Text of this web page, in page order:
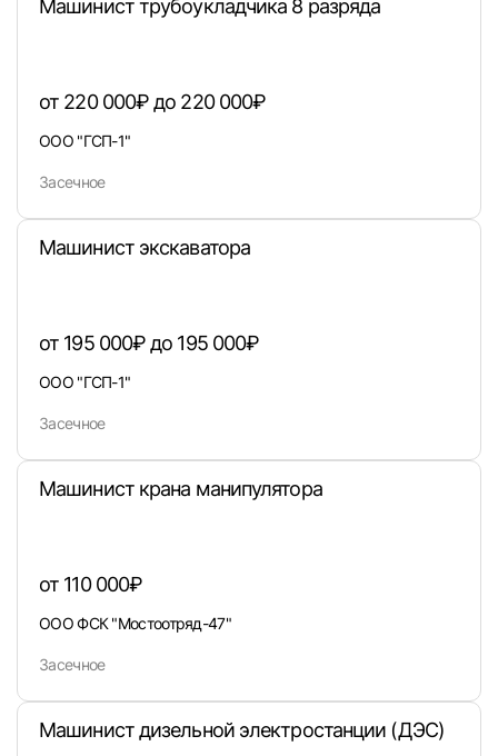
Вход в личный кабинет
вакансии с контактами и оставлять отклики
или любым удобным способом
Вход по коду Регистрация Забыли
Машинист трубоукладчика 8 разряда
от 220 000₽ до 220 000₽
ООО "ГСП-1"
Засечное
Машинист экскаватора
от 195 000₽ до 195 000₽
ООО "ГСП-1"
Засечное
Машинист крана манипулятора
от 110 000₽
ООО ФСК "Мостоотряд-47"
Засечное
Машинист дизельной электростанции (ДЭС)